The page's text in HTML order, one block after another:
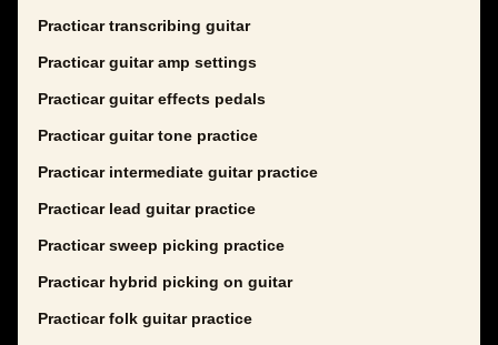
Practicar transcribing guitar
Practicar guitar amp settings
Practicar guitar effects pedals
Practicar guitar tone practice
Practicar intermediate guitar practice
Practicar lead guitar practice
Practicar sweep picking practice
Practicar hybrid picking on guitar
Practicar folk guitar practice